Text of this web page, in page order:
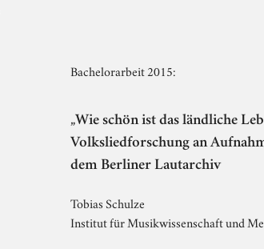
Bachelorarbeit 2015:
„Wie schön ist das ländliche
Volksliedforschung an
dem Berliner Lautarchiv
Tobias Schulze
Institut für Musikwissenschaft und